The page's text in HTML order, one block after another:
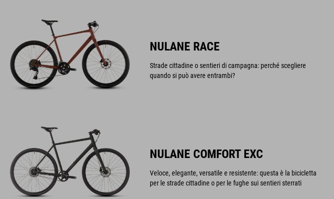
NULANE RACE
Strade cittadine o sentieri di campagna: perché scegliere
quando si può avere entrambi?
NULANE COMFORT EXC
Veloce, elegante, versatile e resistente: questa è la bicicletta
per le strade cittadine o per le fughe sui sentieri sterrati